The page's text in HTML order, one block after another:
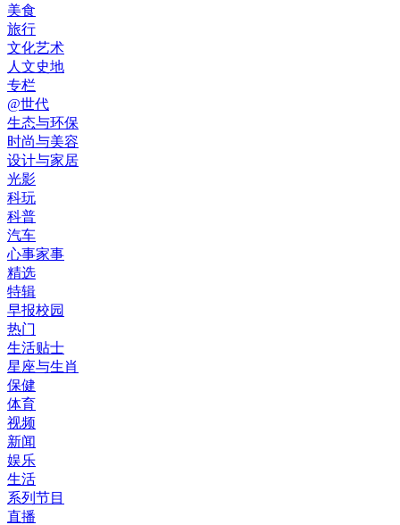
美食
旅行
文化艺术
人文史地
专栏
@世代
生态与环保
时尚与美容
设计与家居
光影
科玩
科普
汽车
心事家事
精选
特辑
早报校园
热门
生活贴士
星座与生肖
保健
体育
视频
新闻
娱乐
生活
系列节目
直播